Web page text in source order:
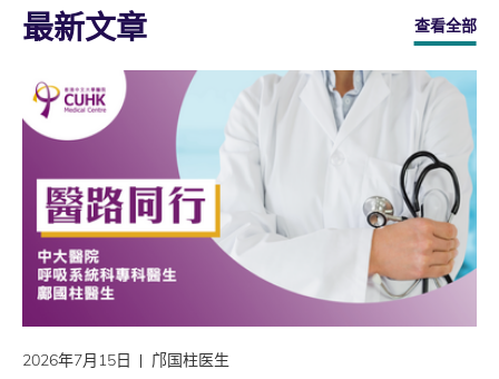
最新文章 查看全部
2026年7月15日 邝国柱医生